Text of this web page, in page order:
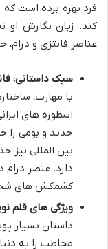
فرد بهره برده است که
کند. زبان نگارش او
عناصر فانتزی و درام،
سبک داستانی:
با مهارت،
اسطوره های
جدید و بومی را
بین المللی نیز
دارد. عنصر
کشمکش های
ویژگی های قلم
داستان بسیار
مخاطب را به